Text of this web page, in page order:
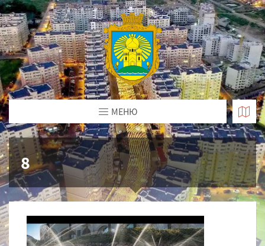
МЕНЮ
8